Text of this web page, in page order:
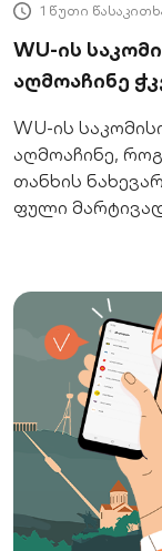
1 წუთი
WU-ის
აღმოაჩინე
WU-ის
აღმოაჩინე,
თანხის
ფული